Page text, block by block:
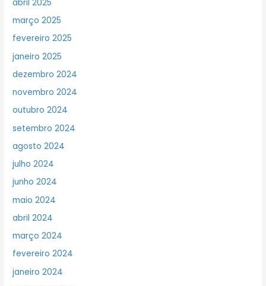
abril 2025
março 2025
fevereiro 2025
janeiro 2025
dezembro 2024
novembro 2024
outubro 2024
setembro 2024
agosto 2024
julho 2024
junho 2024
maio 2024
abril 2024
março 2024
fevereiro 2024
janeiro 2024